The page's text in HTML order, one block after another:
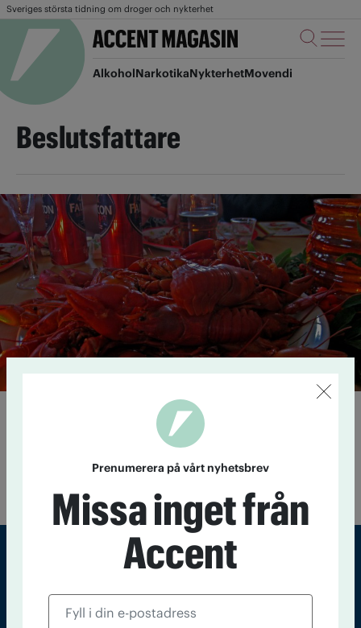
Sveriges största tidning om droger och nykterhet
AlkoholNarkotikaNykterhetMovendi
Beslutsfattare
Skippa snapsvisan
Affärstidningen Dagens Industri skriver på
ledarplats att kräftskivor och kickoffer kräver moderna ledare
som "...plockar fram alkoholfria alternativ, skippar
Tidningen Accent, A4, Bondegatan 21, 116 33 Stockholm
Prenumerera på vårt nyhetsbrev
Missa inget från
Accent